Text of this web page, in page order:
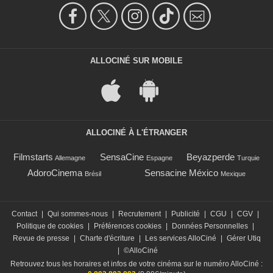
ALLOCINÉ SUR MOBILE
ALLOCINÉ À L'ÉTRANGER
Filmstarts Allemagne SensaCine Espagne Beyazperde Turquie
AdoroCinema Brésil Sensacine México Mexique
Contact Qui sommes-nous Recrutement Publicité CGU CGV
Politique de cookies
Préférences cookies Données Personnelles
Revue de presse
Charte d'écriture Les services AlloCiné
Gérer Utiq
©AlloCiné
Retrouvez tous les horaires et infos de votre cinéma sur le numéro AlloCiné :